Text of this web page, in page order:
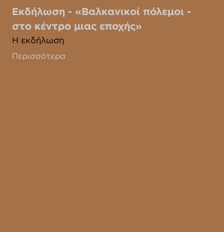
Εκδήλωση - «Βαλκανικοί πόλεμοι -
στο κέντρο μιας εποχής»
Η εκδήλωση
Περισσότερα